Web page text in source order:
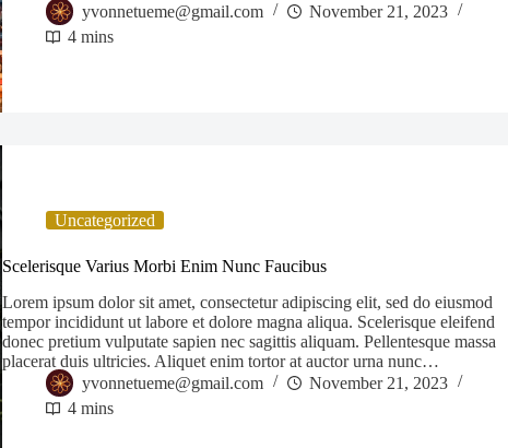
yvonnetueme@gmail.com
November 21, 2023
4 mins
Uncategorized
Scelerisque Varius Morbi Enim Nunc Faucibus
Lorem ipsum dolor sit amet, consectetur adipiscing elit, sed do eiusmod
tempor incididunt ut labore et dolore magna aliqua. Scelerisque eleifend
donec pretium vulputate sapien nec sagittis aliquam. Pellentesque massa
placerat duis ultricies. Aliquet enim tortor at auctor urna nunc…
yvonnetueme@gmail.com
November 21, 2023
4 mins